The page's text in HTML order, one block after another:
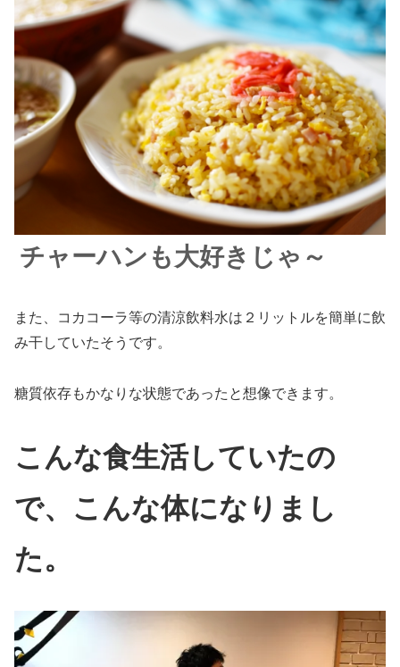
チャーハンも大好きじゃ～
また、コカコーラ等の清涼飲料水は２リットルを簡単に飲
み干していたそうです。
糖質依存もかなりな状態であったと想像できます。
こんな食生活していたの
で、こんな体になりまし
た。